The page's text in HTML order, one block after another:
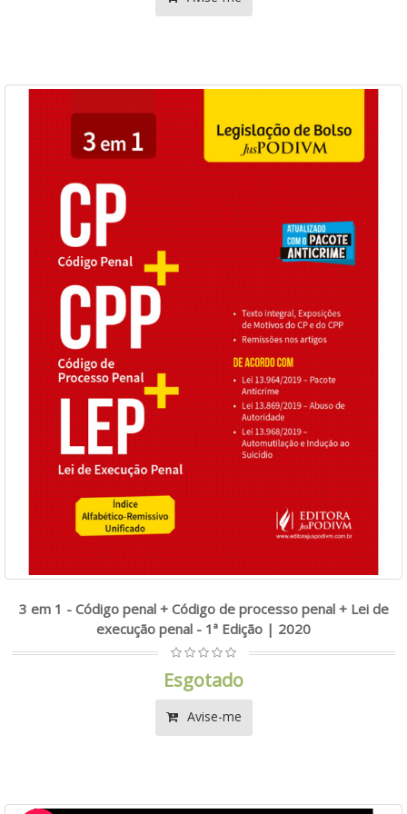
3 em 1 - Código penal + Código de processo penal + Lei de
execução penal - 1ª Edição | 2020
Esgotado
Avise-me